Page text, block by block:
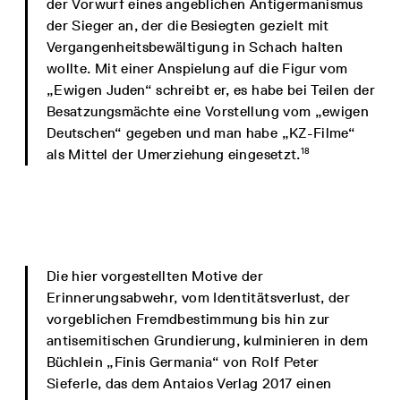
der Vorwurf eines angeblichen Antigermanismus
der Sieger an, der die Besiegten gezielt mit
Vergangenheitsbewältigung in Schach halten
wollte. Mit einer Anspielung auf die Figur vom
„Ewigen Juden“ schreibt er, es habe bei Teilen der
Besatzungsmächte eine Vorstellung vom „ewigen
Deutschen“ gegeben und man habe „KZ-Filme“
als Mittel der Umerziehung eingesetzt.18
Die hier vorgestellten Motive der
Erinnerungsabwehr, vom Identitätsverlust, der
vorgeblichen Fremdbestimmung bis hin zur
antisemitischen Grundierung, kulminieren in dem
Büchlein „Finis Germania“ von Rolf Peter
Sieferle, das dem Antaios Verlag 2017 einen